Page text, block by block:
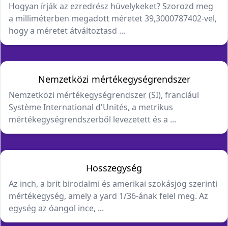
Hogyan írják az ezredrész hüvelykeket? Szorozd meg
a milliméterben megadott méretet 39,3000787402-vel,
hogy a méretet átváltoztasd ...
Nemzetközi mértékegységrendszer
Nemzetközi mértékegységrendszer (SI), franciául
Système International d'Unités, a metrikus
mértékegységrendszerből levezetett és a ...
Hosszegység
Az inch, a brit birodalmi és amerikai szokásjog szerinti
mértékegység, amely a yard 1/36-ának felel meg. Az
egység az óangol ince, ...